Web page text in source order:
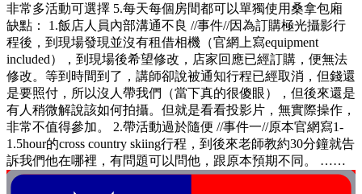
非常多活動可選擇 5.每天每個房間都可以單獨使用桑拿包廂
缺點： 1.飯店人員內部溝通不良 //事件//因為訂購極光攝影行
程後，到現場發現並沒有租借相機（官網上寫equipment
included），到現場後希望修改，店家回應已經訂購，便無法
修改。等到時間到了，講師卻說被通知行程已經取消，但錢還
是要照付，所以沒人帶我們（當下真的很傻眼），但後來還是
有人稍微解說該如何拍攝。但就是看看投影片，無實際操作，
非常不值得參加。 2.帶活動過於隨便 //事件一//原本官網寫1-
1.5hour的cross country skiing行程，到後來老師教約30分鐘就告
訴我們他在哪裡，有問題可以問他，跟原本預期不同。 ……